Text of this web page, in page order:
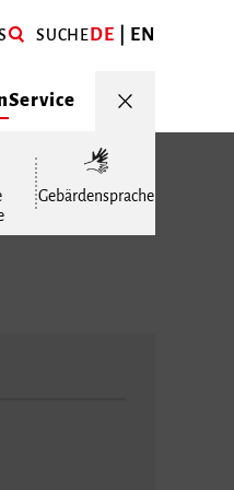
SUCHEDE EN
Service
Gebärdensprache